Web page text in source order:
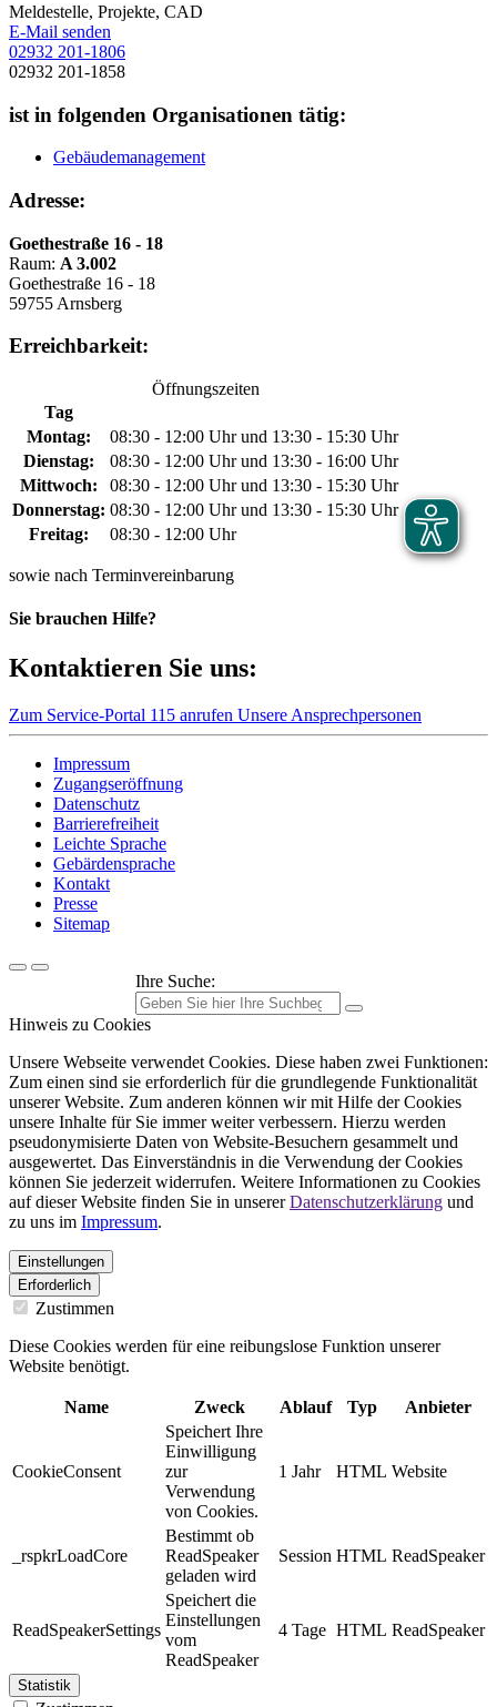
Meldestelle, Projekte, CAD
E-Mail senden
02932 201-1806
02932 201-1858
ist in folgenden Organisationen tätig:
Gebäudemanagement
Adresse:
Goethestraße 16 - 18
Raum: A 3.002
Goethestraße 16 - 18
59755 Arnsberg
Erreichbarkeit:
Öffnungszeiten
Tag
Montag:
08:30 - 12:00 Uhr und 13:30 - 15:30 Uhr
Dienstag:
08:30 - 12:00 Uhr und 13:30 - 16:00 Uhr
Mittwoch:
08:30 - 12:00 Uhr und 13:30 - 15:30 Uhr
Donnerstag: 08:30 - 12:00 Uhr und 13:30 - 15:30 Uhr
Freitag:
08:30 - 12:00 Uhr
sowie nach Terminvereinbarung
Sie brauchen Hilfe?
Kontaktieren Sie uns:
Zum Service-Portal 115 anrufen Unsere Ansprechpersonen
Impressum
Zugangseröffnung
Datenschutz
Barrierefreiheit
Leichte Sprache
Gebärdensprache
Kontakt
Presse
Sitemap
Ihre Suche:
Hinweis zu Cookies
Unsere Webseite verwendet Cookies. Diese haben zwei Funktionen:
Zum einen sind sie erforderlich für die grundlegende Funktionalität
unserer Website. Zum anderen können wir mit Hilfe der Cookies
unsere Inhalte für Sie immer weiter verbessern. Hierzu werden
pseudonymisierte Daten von Website-Besuchern gesammelt und
ausgewertet. Das Einverständnis in die Verwendung der Cookies
können Sie jederzeit widerrufen. Weitere Informationen zu Cookies
auf dieser Website finden Sie in unsererDatenschutzerklärung und
zu uns im Impressum.
Einstellungen
Erforderlich
Zustimmen
Diese Cookies werden für eine reibungslose Funktion unserer
Website benötigt.
Name Zweck Ablauf Typ Anbieter
CookieConsent
Speichert Ihre
Einwilligung
zur
Verwendung
von Cookies.
1 Jahr HTML Website
_rspkrLoadCore
Bestimmt ob
ReadSpeaker
geladen wird
Session HTML ReadSpeaker
ReadSpeakerSettings
Speichert die
Einstellungen
vom
ReadSpeaker
4 Tage HTML ReadSpeaker
Statistik